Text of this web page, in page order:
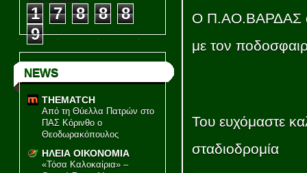
1 7 8 8
8
9
NEWS
THEMATCH
Από τη Θύελλα Πατρών στο
ΠΑΣ Κόρινθο ο
Θεοδωρακόπουλος
ΗΛΕΙΑ ΟΙΚΟΝΟΜΙΑ
«Τόσα Καλοκαίρια» –
Ο Π.ΑΟ.ΒΑΡΔΑΣ
με τον
Του ευχόμαστε
σταδιοδρομία